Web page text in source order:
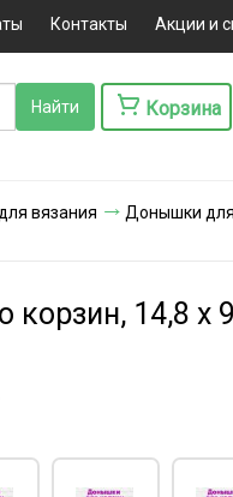
Контакты Акции и
Корзина
вязания
Донышки для
14,8 х